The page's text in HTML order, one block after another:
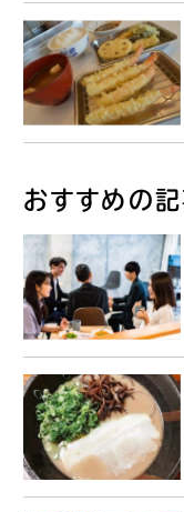
おすすめの